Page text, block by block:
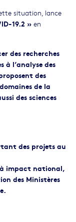
situation, lance
19.2 » en
des recherches
à l’analyse des
des
de la
des sciences
des projets au
à impact national,
des Ministères